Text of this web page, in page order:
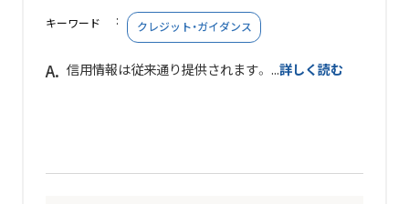
キーワード クレジット・ガイダンス
信用情報は従来通り提供されます。 ...詳しく読む